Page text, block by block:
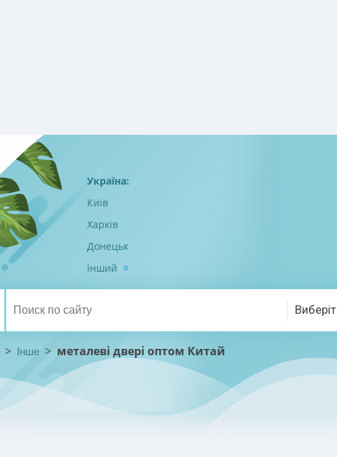
Україна:
Київ
Харків
Донецьк
інший
> Інше > металеві двері оптом Китай